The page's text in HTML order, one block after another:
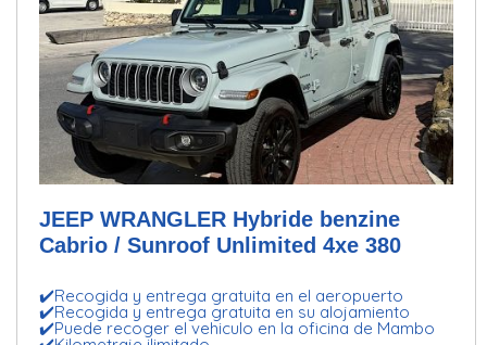
JEEP WRANGLER Hybride benzine
Cabrio / Sunroof Unlimited 4xe 380
✔️Recogida y entrega gratuita en el aeropuerto
✔️Recogida y entrega gratuita en su alojamiento
✔️Puede recoger el vehiculo en la oficina de Mambo